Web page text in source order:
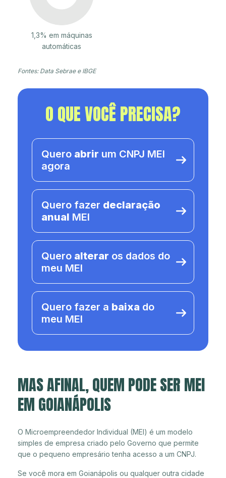
1,3% em máquinas
automáticas
Fontes: Data Sebrae e IBGE
O QUE VOCÊ PRECISA?
Quero abrir um CNPJ MEI
agora
Quero fazer declaração
anual MEI
Quero alterar os dados do
meu MEI
Quero fazer a baixa do
meu MEI
MAS AFINAL, QUEM PODE SER MEI
EM GOIANÁPOLIS
O Microempreendedor Individual (MEI) é um modelo
simples de empresa criado pelo Governo que permite
que o pequeno empresário tenha acesso a um CNPJ.
Se você mora em Goianápolis ou qualquer outra cidade